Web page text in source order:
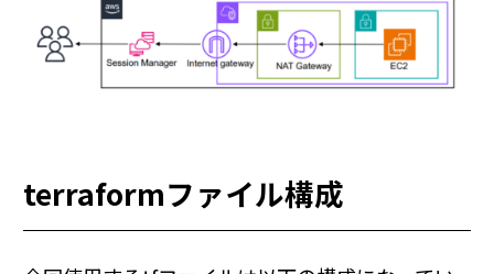
terraformファイル構成